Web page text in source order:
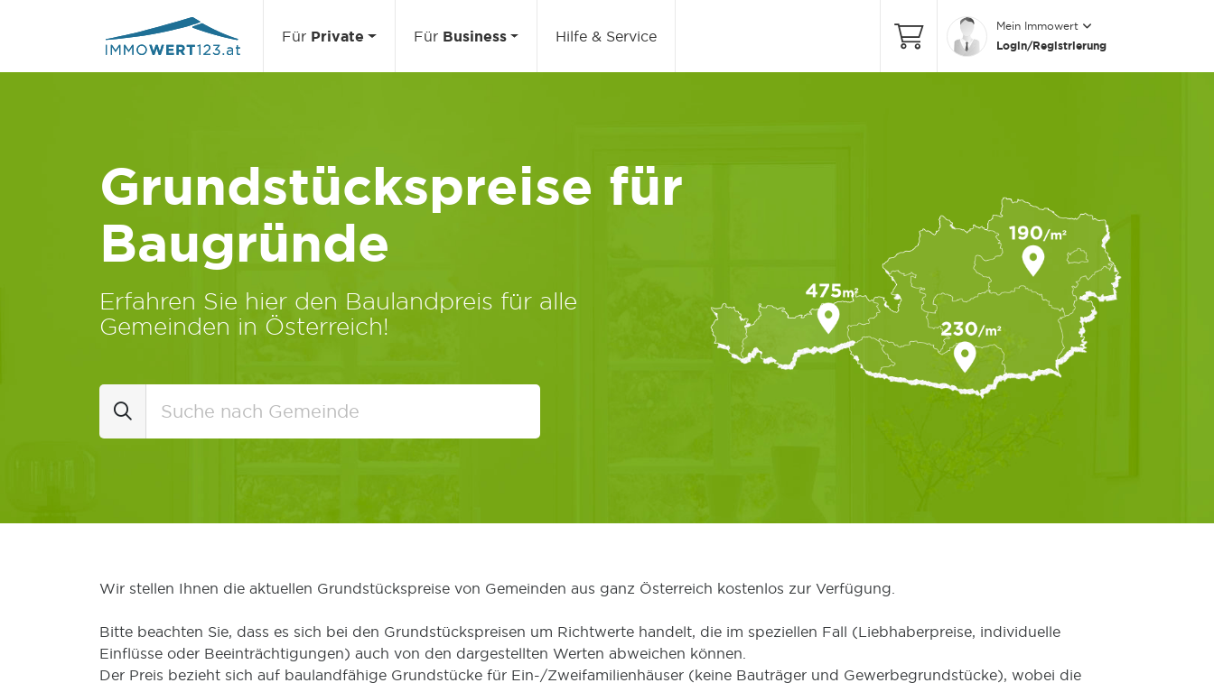
Für Private Für Business Hilfe & Service
Mein Immowert
Login/Registrierung
Grundstückspreise für
Baugründe
Erfahren Sie hier den Baulandpreis für alle
Gemeinden in Österreich!
Wir stellen Ihnen die aktuellen Grundstückspreise von Gemeinden aus ganz Österreich kostenlos zur Verfügung.
Bitte beachten Sie, dass es sich bei den Grundstückspreisen um Richtwerte handelt, die im speziellen Fall (Liebhaberpreise, individuelle
Einflüsse oder Beeinträchtigungen) auch von den dargestellten Werten abweichen können.
Der Preis bezieht sich auf baulandfähige Grundstücke für Ein-/Zweifamilienhäuser (keine Bauträger und Gewerbegrundstücke), wobei die